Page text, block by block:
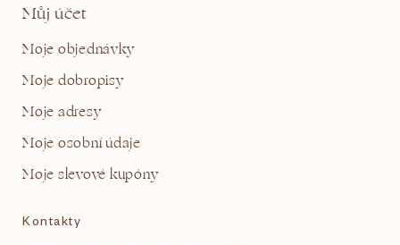
Můj účet
Moje objednávky
Moje dobropisy
Moje adresy
Moje osobní údaje
Moje slevové kupóny
Kontakty